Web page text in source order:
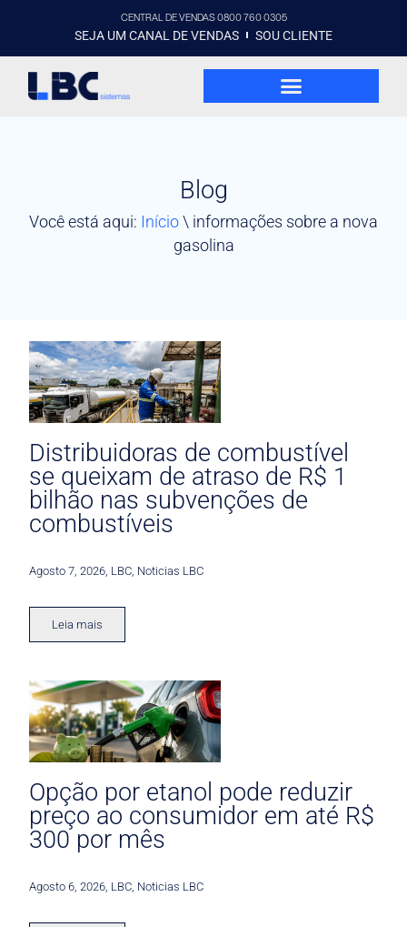
CENTRAL DE VENDAS 0800 760 0305
SEJA UM CANAL DE VENDAS SOU CLIENTE
Blog
Você está aqui: Início\ informações sobre a nova
gasolina
Distribuidoras de combustível
se queixam de atraso de R$ 1
bilhão nas subvenções de
combustíveis
Agosto 7, 2026 LBC Noticias LBC
Leia mais
Opção por etanol pode reduzir
preço ao consumidor em até R$
300 por mês
Agosto 6, 2026 LBC Noticias LBC